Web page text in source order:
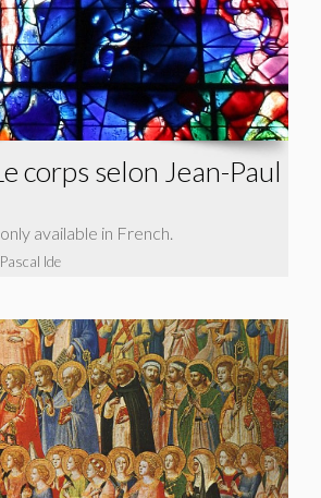
corps selon Jean-Paul
available in French.
Ide